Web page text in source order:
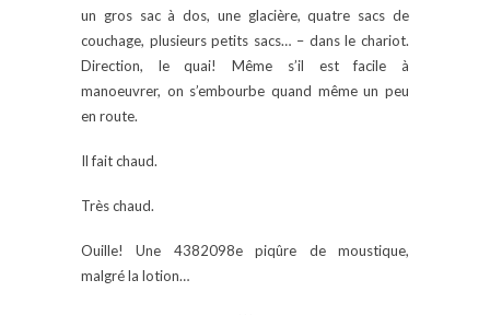
un gros sac à dos, une glacière, quatre sacs de
couchage, plusieurs petits sacs… – dans le chariot.
Direction, le quai! Même s’il est facile à
manoeuvrer, on s’embourbe quand même un peu
en route.
Il fait chaud.
Très chaud.
Ouille! Une 4382098e piqûre de moustique,
malgré la lotion…